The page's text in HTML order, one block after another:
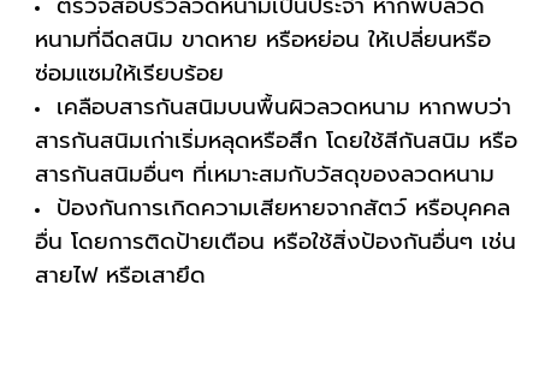
หนามที่ฉีดสนิม ขาดหาย หรือหย่อน ให้เปลี่ยนหรือ
ซ่อมแซมให้เรียบร้อย
เคลือบสารกันสนิมบนพื้นผิวลวดหนาม หากพบว่า
สารกันสนิมเก่าเริ่มหลุดหรือสึก โดยใช้สีกันสนิม หรือ
สารกันสนิมอื่นๆ ที่เหมาะสมกับวัสดุของลวดหนาม
ป้องกันการเกิดความเสียหายจากสัตว์ หรือบุคคล
อื่น โดยการติดป้ายเตือน หรือใช้สิ่งป้องกันอื่นๆ เช่น
สายไฟ หรือเสายึด